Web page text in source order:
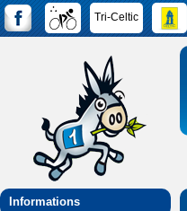
Tri-Celtic
Informations